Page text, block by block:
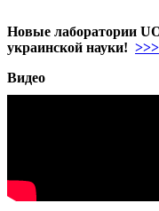
Новые лаборатории
украинской науки! >>>
Видео